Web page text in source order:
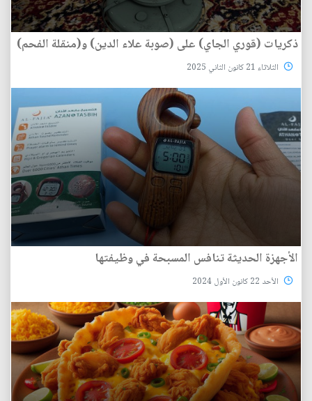
ذكريات (قوري الجاي) على (صوبة علاء الدين) و(منقلة الفحم)
الثلاثاء 21 كانون الثاني 2025
الأجهزة الحديثة تنافس المسبحة في وظيفتها
الأحد 22 كانون الأول 2024